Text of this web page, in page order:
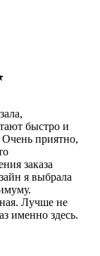
быстро и
Очень приятно,
заказа
я выбрала
Лучше не
именно здесь.